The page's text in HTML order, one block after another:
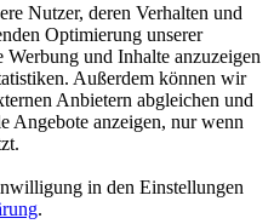
Nutzer, deren Verhalten und
Optimierung unserer
und Inhalte anzuzeigen
Außerdem können wir
Anbietern abgleichen und
Angebote anzeigen, nur wenn
in den Einstellungen
.